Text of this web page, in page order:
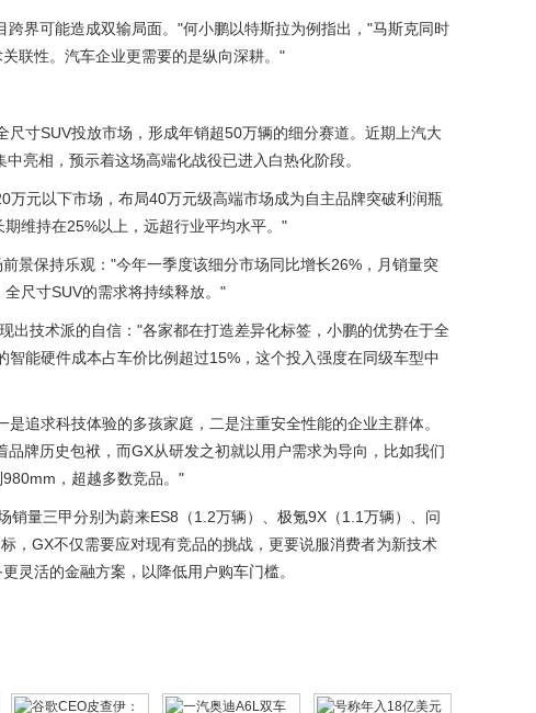
界可能造成双输局面。"何小鹏以特斯拉为例指出，"马斯克同时
联性。汽车企业更需要的是纵向深耕。"
寸SUV投放市场，形成年销超50万辆的细分赛道。近期上汽大
亮相，预示着这场高端化战役已进入白热化阶段。
万元以下市场，布局40万元级高端市场成为自主品牌突破利润瓶
维持在25%以上，远超行业平均水平。"
景保持乐观："今年一季度该细分市场同比增长26%，月销量突
尺寸SUV的需求将持续释放。"
出技术派的自信："各家都在打造差异化标签，小鹏的优势在于全
能硬件成本占车价比例超过15%，这个投入强度在同级车型中
追求科技体验的多孩家庭，二是注重安全性能的企业主群体。
牌历史包袱，而GX从研发之初就以用户需求为导向，比如我们
，超越多数竞品。"
销量三甲分别为蔚来ES8（1.2万辆）、极氪9X（1.1万辆）、问
，GX不仅需要应对现有竞品的挑战，更要说服消费者为新技术
灵活的金融方案，以降低用户购车门槛。